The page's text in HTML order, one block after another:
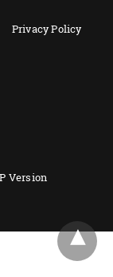
Privacy Policy
Version